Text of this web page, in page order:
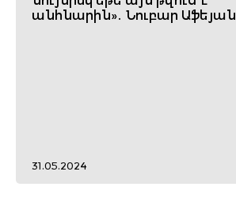
անհնարին»․ Նուբար Աֆեյան
31.05.2024